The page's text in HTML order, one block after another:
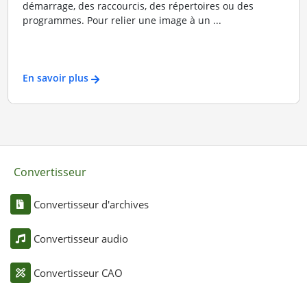
démarrage, des raccourcis, des répertoires ou des
programmes. Pour relier une image à un ...
En savoir plus
Convertisseur
Convertisseur d'archives
Convertisseur audio
Convertisseur CAO